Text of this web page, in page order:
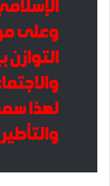
وعلى
التوازن
لهذا